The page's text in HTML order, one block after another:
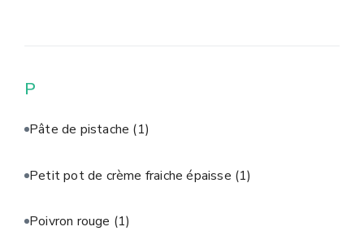
P
Pâte de pistache (1)
Petit pot de crème fraiche épaisse (1)
Poivron rouge (1)